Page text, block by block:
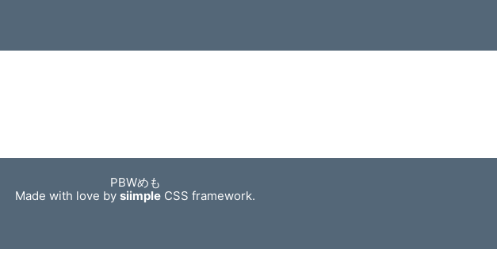
PBWめも
Made with love bysiimple CSS framework.